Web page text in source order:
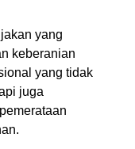
yang
keberanian
yang tidak
juga